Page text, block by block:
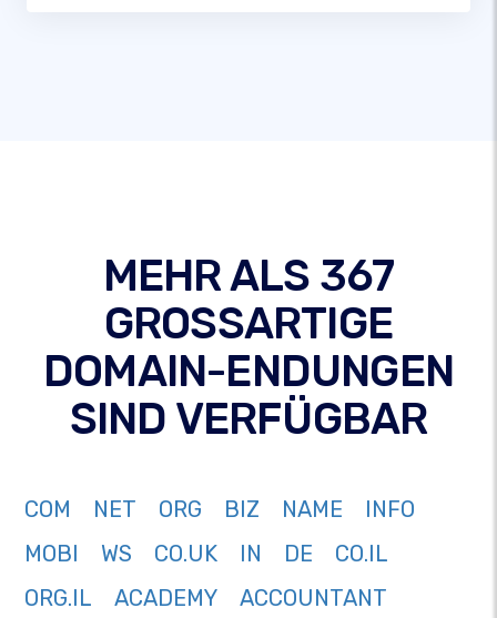
MEHR ALS 367
GROSSARTIGE
DOMAIN-ENDUNGEN
SIND VERFÜGBAR
COM NET ORG BIZ NAME
INFO
MOBI
WS CO.UK IN DE
CO.IL
ORG.IL
ACADEMY
ACCOUNTANT